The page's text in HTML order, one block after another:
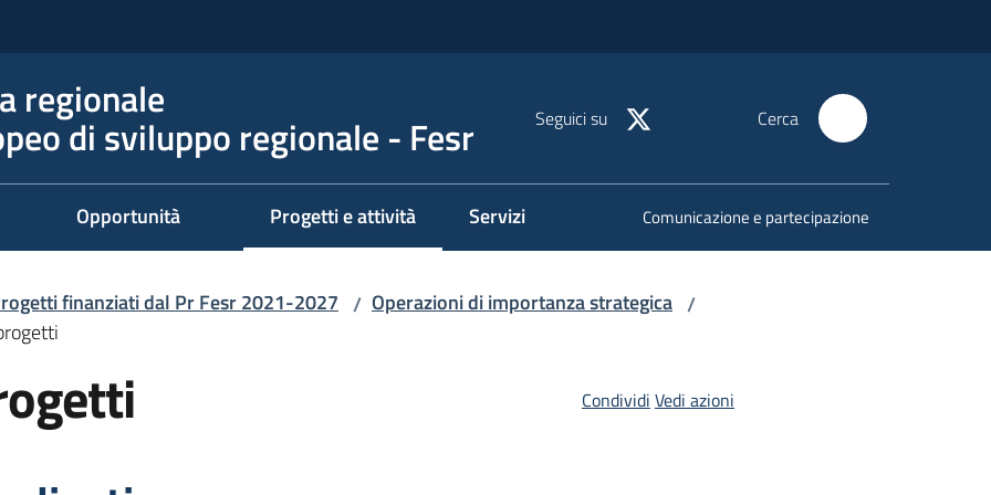
regionale
di sviluppo regionale - Fesr Seguici su Cerca
Opportunità Progetti e attività
Menu selezionato Servizi Comunicazione e partecipazione
finanziati dal Pr Fesr 2021-2027 / Operazioni di importanza strategica /
Condividi Vedi azioni